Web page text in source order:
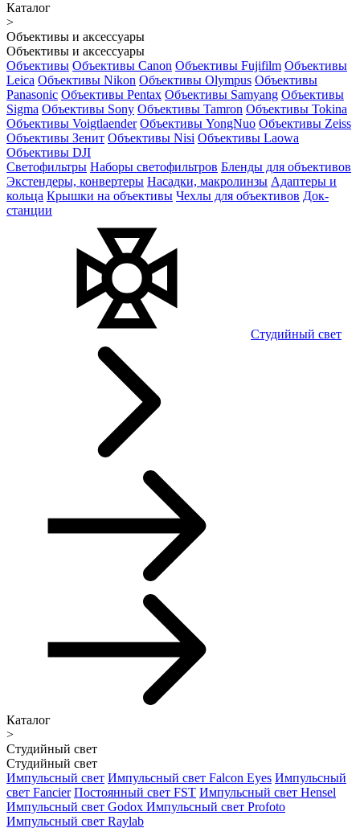
Каталог
>
Объективы и аксессуары
Объективы и аксессуары
Объективы Объективы Canon Объективы Fujifilm Объективы
Leica Объективы Nikon Объективы Olympus Объективы
Panasonic Объективы Pentax Объективы Samyang Объективы
Sigma Объективы Sony Объективы Tamron Объективы Tokina
Объективы Voigtlaender Объективы YongNuo Объективы Zeiss
Объективы Зенит Объективы Nisi Объективы Laowa
Объективы DJI
Светофильтры Наборы светофильтров Бленды для объективов
Экстендеры, конвертеры Насадки, макролинзы Адаптеры и
кольца Крышки на объективы Чехлы для объективов Док-
станции
Студийный свет
Каталог
>
Студийный свет
Студийный свет
Импульсный свет Импульсный свет Falcon Eyes Импульсный
свет Fancier Постоянный свет FST Импульсный свет Hensel
Импульсный свет Godox Импульсный свет Profoto
Импульсный свет Raylab